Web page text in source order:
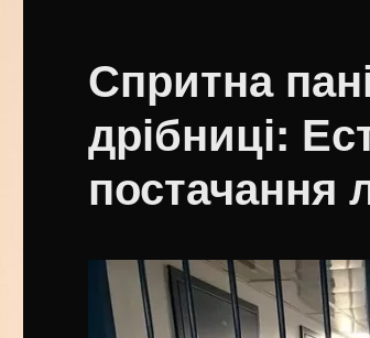
Спритна
дрібниці:
постачання